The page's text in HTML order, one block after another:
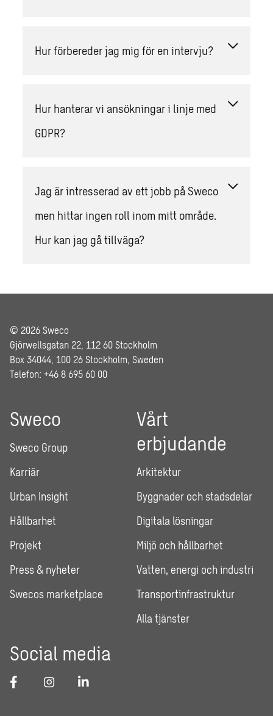
Hur förbereder jag mig för en intervju?
Hur hanterar vi ansökningar i linje med
GDPR?
Jag är intresserad av ett jobb på Sweco
men hittar ingen roll inom mitt område.
Hur kan jag gå tillväga?
© 2026 Sweco
Gjörwellsgatan 22, 112 60 Stockholm
Box 34044, 100 26 Stockholm, Sweden
Telefon: +46 8 695 60 00
Sweco
Sweco Group
Karriär
Urban Insight
Hållbarhet
Projekt
Press & nyheter
Swecos marketplace
Vårt
erbjudande
Arkitektur
Byggnader och stadsdelar
Digitala lösningar
Miljö och hållbarhet
Vatten, energi och industri
Transportinfrastruktur
Alla tjänster
Social media